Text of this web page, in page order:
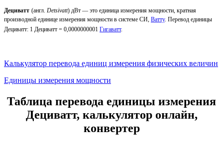
Дециватт (англ. Detsivatt) дВт — это единица измерения мощности, кратная
производной единице измерения мощности в системе СИ, Ватту. Перевод единицы
Дециватт: 1 Дециватт = 0,0000000001 Гигаватт.
Калькулятор перевода единиц измерения физических величин
Единицы измерения мощности
Таблица перевода единицы измерения
Дециватт, калькулятор онлайн,
конвертер